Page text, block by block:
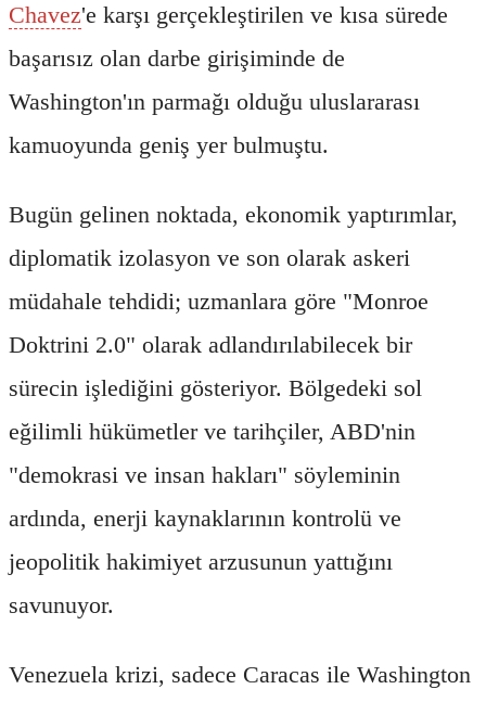
Chavez'e karşı gerçekleştirilen ve kısa sürede
başarısız olan darbe girişiminde de
Washington'ın parmağı olduğu uluslararası
kamuoyunda geniş yer bulmuştu.
Bugün gelinen noktada, ekonomik yaptırımlar,
diplomatik izolasyon ve son olarak askeri
müdahale tehdidi; uzmanlara göre "Monroe
Doktrini 2.0" olarak adlandırılabilecek bir
sürecin işlediğini gösteriyor. Bölgedeki sol
eğilimli hükümetler ve tarihçiler, ABD'nin
"demokrasi ve insan hakları" söyleminin
ardında, enerji kaynaklarının kontrolü ve
jeopolitik hakimiyet arzusunun yattığını
savunuyor.
Venezuela krizi, sadece Caracas ile Washington